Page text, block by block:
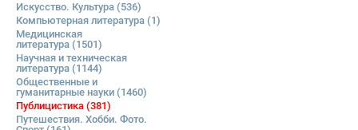
Искусство. Культура (536)
Компьютерная литература (1)
Медицинская
литература (1501)
Научная и техническая
литература (1144)
Общественные и
гуманитарные науки (1460)
Публицистика (381)
Путешествия. Хобби. Фото.